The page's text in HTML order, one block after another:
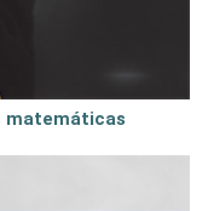
matemáticas